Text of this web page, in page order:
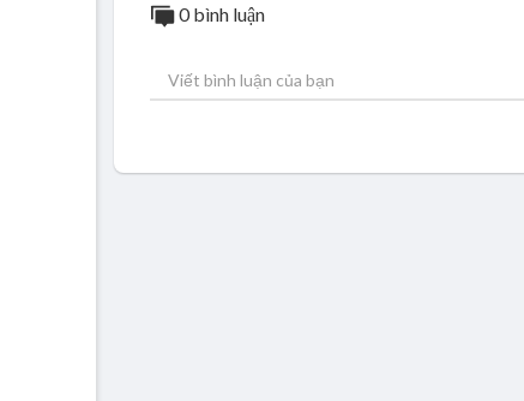
0 bình luận